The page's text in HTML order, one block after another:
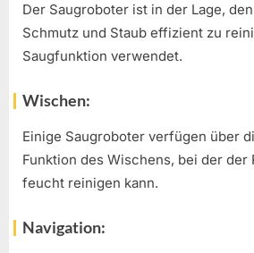
Der Saugroboter ist in der Lage,
Schmutz und Staub effizient zu
Saugfunktion verwendet.
Wischen:
Einige Saugroboter verfügen über
Funktion des Wischens, bei der der
feucht reinigen kann.
Navigation: